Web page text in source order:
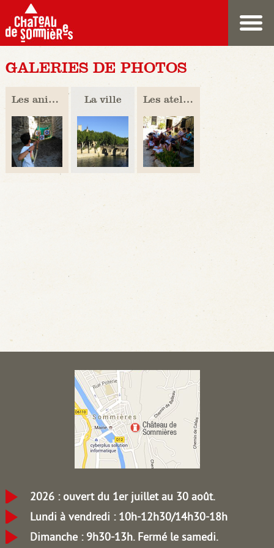
GALERIES DE PHOTOS
Les animations La ville Les ateliers
2026 : ouvert du 1er juillet au 30 août.
Lundi à vendredi : 10h-12h30/14h30-18h
Dimanche : 9h30-13h. Fermé le samedi.